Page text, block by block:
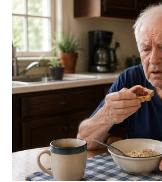
Jelovnik Zlate Petrović:
Zlata je rado podijelila svoj jelovnik,
inspiracija onima koji žele da se
ishrane. Njen dan počinje između 10
voću poput
banane, jabuke, urme i
orašastim plodovima ili chia i lanenim
kombinacija je ne samo ukusna, već i
materijama, pružajući joj energiju
izazovima svakodnevnice. Voće i
izvor vitamina, minerala i zdravih